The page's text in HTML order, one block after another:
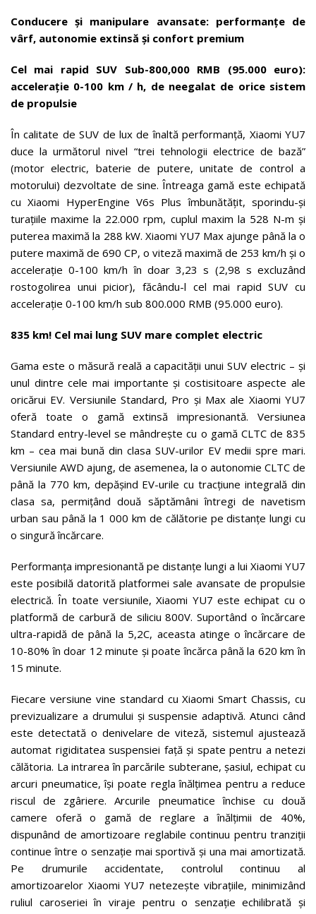
Conducere și manipulare avansate: performanțe de
vârf, autonomie extinsă și confort premium
Cel mai rapid SUV Sub-800,000 RMB (95.000 euro):
accelerație 0-100 km / h, de neegalat de orice sistem
de propulsie
În calitate de SUV de lux de înaltă performanță, Xiaomi YU7
duce la următorul nivel “trei tehnologii electrice de bază”
(motor electric, baterie de putere, unitate de control a
motorului) dezvoltate de sine. Întreaga gamă este echipată
cu Xiaomi HyperEngine V6s Plus îmbunătățit, sporindu-și
turațiile maxime la 22.000 rpm, cuplul maxim la 528 N-m și
puterea maximă la 288 kW. Xiaomi YU7 Max ajunge până la o
putere maximă de 690 CP, o viteză maximă de 253 km/h și o
accelerație 0-100 km/h în doar 3,23 s (2,98 s excluzând
rostogolirea unui picior), făcându-l cel mai rapid SUV cu
accelerație 0-100 km/h sub 800.000 RMB (95.000 euro).
835 km! Cel mai lung SUV mare complet electric
Gama este o măsură reală a capacității unui SUV electric – și
unul dintre cele mai importante și costisitoare aspecte ale
oricărui EV. Versiunile Standard, Pro și Max ale Xiaomi YU7
oferă toate o gamă extinsă impresionantă. Versiunea
Standard entry-level se mândrește cu o gamă CLTC de 835
km – cea mai bună din clasa SUV-urilor EV medii spre mari.
Versiunile AWD ajung, de asemenea, la o autonomie CLTC de
până la 770 km, depășind EV-urile cu tracțiune integrală din
clasa sa, permițând două săptămâni întregi de navetism
urban sau până la 1 000 km de călătorie pe distanțe lungi cu
o singură încărcare.
Performanța impresionantă pe distanțe lungi a lui Xiaomi YU7
este posibilă datorită platformei sale avansate de propulsie
electrică. În toate versiunile, Xiaomi YU7 este echipat cu o
platformă de carbură de siliciu 800V. Suportând o încărcare
ultra-rapidă de până la 5,2C, aceasta atinge o încărcare de
10-80% în doar 12 minute și poate încărca până la 620 km în
15 minute.
Fiecare versiune vine standard cu Xiaomi Smart Chassis, cu
previzualizare a drumului și suspensie adaptivă. Atunci când
este detectată o denivelare de viteză, sistemul ajustează
automat rigiditatea suspensiei față și spate pentru a netezi
călătoria. La intrarea în parcările subterane, șasiul, echipat cu
arcuri pneumatice, își poate regla înălțimea pentru a reduce
riscul de zgâriere. Arcurile pneumatice închise cu două
camere oferă o gamă de reglare a înălțimii de 40%,
dispunând de amortizoare reglabile continuu pentru tranziții
continue între o senzație mai sportivă și una mai amortizată.
Pe drumurile accidentate, controlul continuu al
amortizoarelor Xiaomi YU7 netezește vibrațiile, minimizând
ruliul caroseriei în viraje pentru o senzație echilibrată și